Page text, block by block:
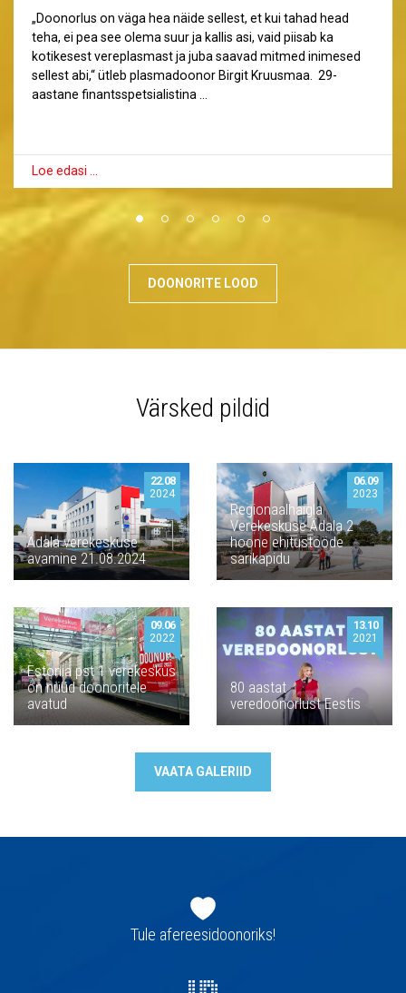
„Doonorlus on väga hea näide sellest, et kui tahad head
teha, ei pea see olema suur ja kallis asi, vaid piisab ka
kotikesest vereplasmast ja juba saavad mitmed inimesed
sellest abi,“ ütleb plasmadoonor Birgit Kruusmaa. 29-
aastane finantsspetsialistina …
Loe edasi …
DOONORITE LOOD
Värsked pildid
Ädala verekeskuse
avamine 21.08.2024
22.08
2024
Regionaalhaigla
Verekeskuse Ädala 2
hoone ehitustööde
sarikapidu
06.09
2023
Estonia pst 1 verekeskus
on nüüd doonoritele
avatud
09.06
2022
80 aastat
veredoonorlust Eestis
13.10
2021
VAATA GALERIID
navigatsioonTule afereesidoonoriks!